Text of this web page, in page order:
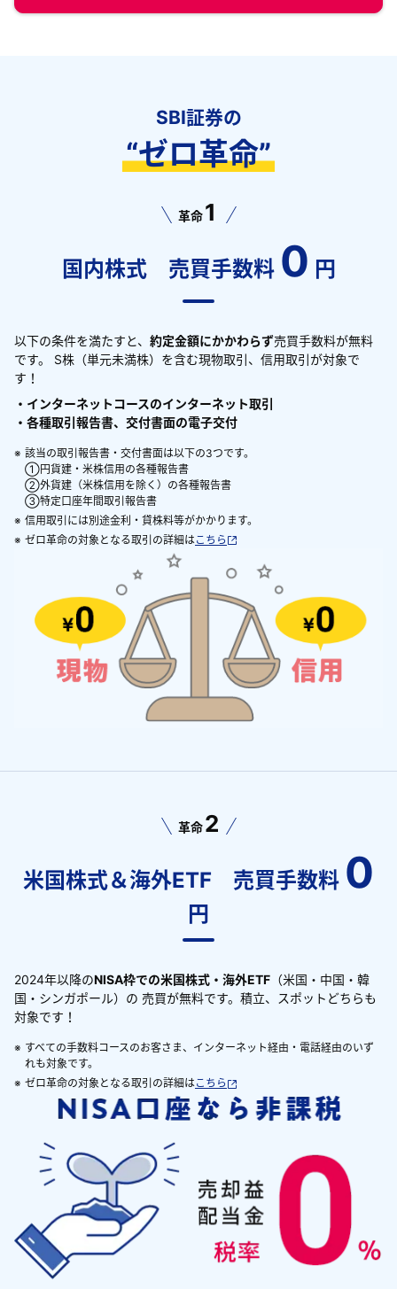
SBI証券の
“ゼロ革命”
革命 1
国内株式 売買手数料 0 円
以下の条件を満たすと、 約定金額にかかわらず売買手数料が無料
です。 S株（単元未満株）を含む現物取引、信用取引が対象で
す！
・インターネットコースのインターネット取引
・各種取引報告書、交付書面の電子交付
※ 該当の取引報告書・交付書面は以下の3つです。
①円貨建・米株信用の各種報告書
②外貨建（米株信用を除く）の各種報告書
③特定口座年間取引報告書
※ 信用取引には別途金利・貸株料等がかかります。
※ ゼロ革命の対象となる取引の詳細はこちら
革命 2
米国株式＆海外ETF 売買手数料 0
円
2024年以降のNISA枠での米国株式・海外ETF （米国・中国・韓
国・シンガポール）の 売買が無料です。積立、スポットどちらも
対象です！
※ すべての手数料コースのお客さま、インターネット経由・電話経由のいず
れも対象です。
※ ゼロ革命の対象となる取引の詳細はこちら